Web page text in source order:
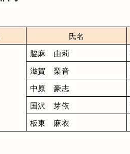
氏名
脇麻　由莉
滋賀　梨音
中原　豪志
国沢　芽依
板東　麻衣